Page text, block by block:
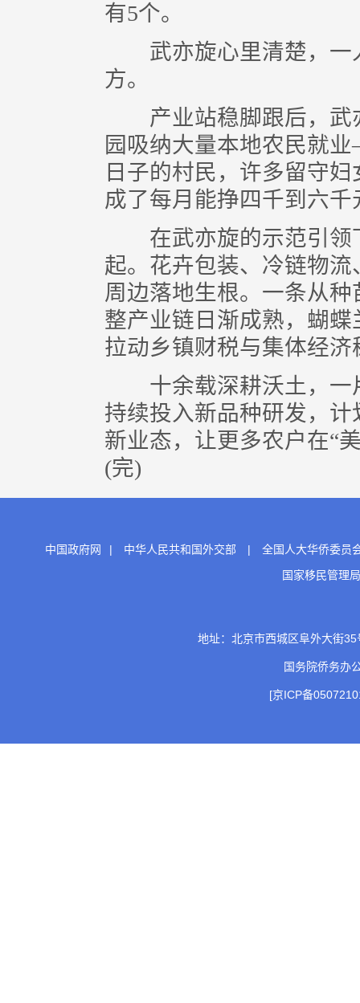
有5个。
武亦旋心里清楚，一
方。
产业站稳脚跟后，武
园吸纳大量本地农民就
日子的村民，许多留守
成了每月能挣四千到六
在武亦旋的示范引领
起。花卉包装、冷链物
周边落地生根。一条从
整产业链日渐成熟，蝴
拉动乡镇财税与集体经济
十余载深耕沃土，一
持续投入新品种研发，
新业态，让更多农户在“
(完)
中国政府网 | 中华人民共和国外交部 |
全国人大华侨委员
国家移民管理局
地址：北京市西城区阜外大街
国务院侨务
[京ICP备